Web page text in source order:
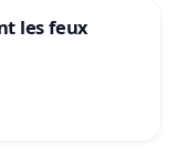
les feux